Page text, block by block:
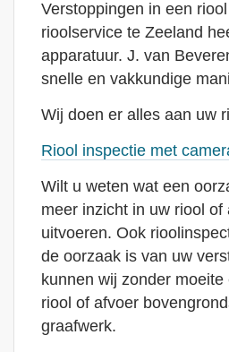
Verstoppingen in een
rioolservice te Zeeland
apparatuur. J. van
snelle en vakkundige
Wij doen er alles aan uw
Riool inspectie met
Wilt u weten wat een
meer inzicht in uw riool
uitvoeren. Ook
de oorzaak is van uw
kunnen wij zonder
riool of afvoer
graafwerk.